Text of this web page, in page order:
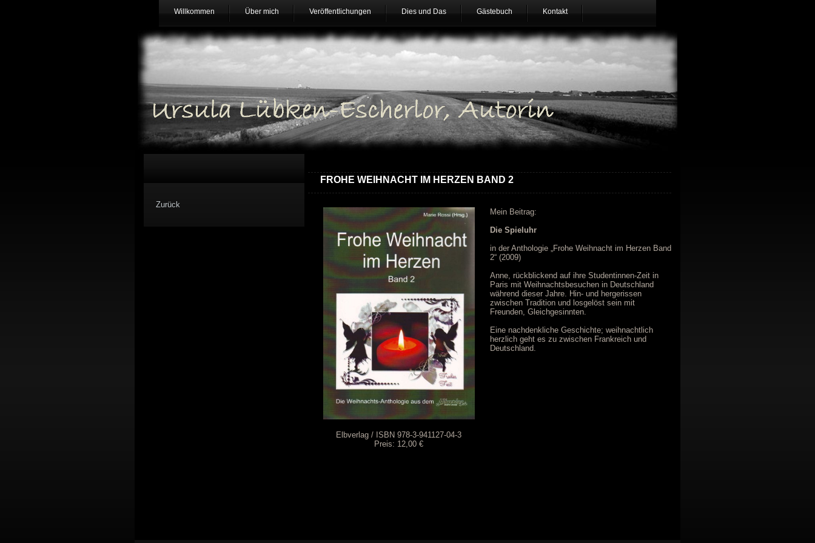
Willkommen Über mich Veröffentlichungen Dies und Das Gästebuch Kontakt
FROHE WEIHNACHT IM HERZEN BAND 2
Elbverlag / ISBN 978-3-941127-04-3
Preis: 12,00 €
Mein Beitrag:
Die Spieluhr
in der Anthologie „Frohe Weihnacht im Herzen Band
2“ (2009)
Anne, rückblickend auf ihre Studentinnen-Zeit in
Paris mit Weihnachtsbesuchen in Deutschland
während dieser Jahre. Hin- und hergerissen
zwischen Tradition und losgelöst sein mit
Freunden, Gleichgesinnten.
Eine nachdenkliche Geschichte; weihnachtlich
herzlich geht es zu zwischen Frankreich und
Deutschland.
Zurück